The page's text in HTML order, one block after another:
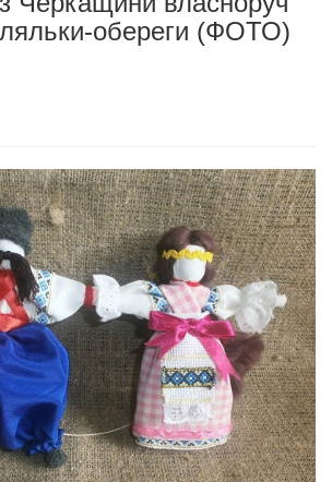
ляльки-обереги (ФОТО)